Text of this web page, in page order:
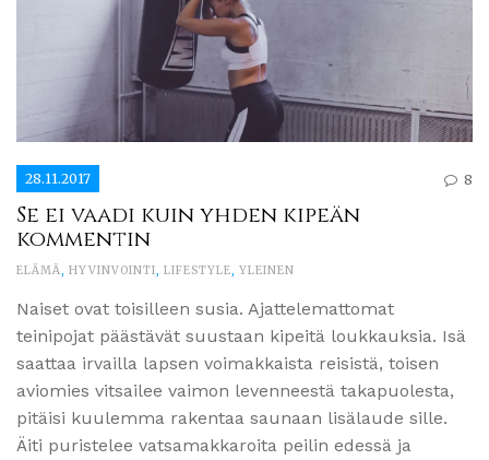
28.11.2017 8
Se ei vaadi kuin yhden kipeän
kommentin
ELÄMÄ HYVINVOINTI LIFESTYLE YLEINEN
Naiset ovat toisilleen susia. Ajattelemattomat
teinipojat päästävät suustaan kipeitä loukkauksia. Isä
saattaa irvailla lapsen voimakkaista reisistä, toisen
aviomies vitsailee vaimon levenneestä takapuolesta,
pitäisi kuulemma rakentaa saunaan lisälaude sille.
Äiti puristelee vatsamakkaroita peilin edessä ja